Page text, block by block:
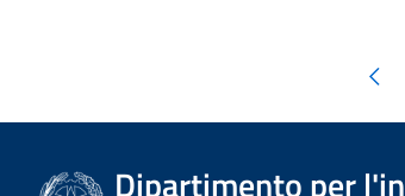
Dipartimento per